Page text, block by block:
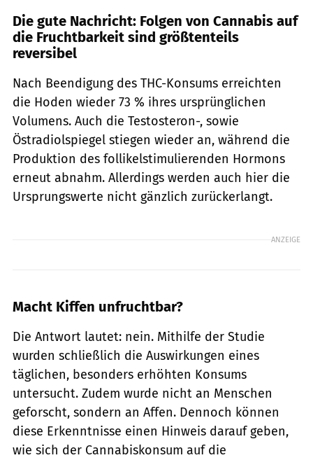
Die gute Nachricht: Folgen von Cannabis auf
die Fruchtbarkeit sind größtenteils
reversibel
Nach Beendigung des THC-Konsums erreichten
die Hoden wieder 73 % ihres ursprünglichen
Volumens. Auch die Testosteron-, sowie
Östradiolspiegel stiegen wieder an, während die
Produktion des follikelstimulierenden Hormons
erneut abnahm. Allerdings werden auch hier die
Ursprungswerte nicht gänzlich zurückerlangt.
ANZEIGE
Macht Kiffen unfruchtbar?
Die Antwort lautet: nein. Mithilfe der Studie
wurden schließlich die Auswirkungen eines
täglichen, besonders erhöhten Konsums
untersucht. Zudem wurde nicht an Menschen
geforscht, sondern an Affen. Dennoch können
diese Erkenntnisse einen Hinweis darauf geben,
wie sich der Cannabiskonsum auf die